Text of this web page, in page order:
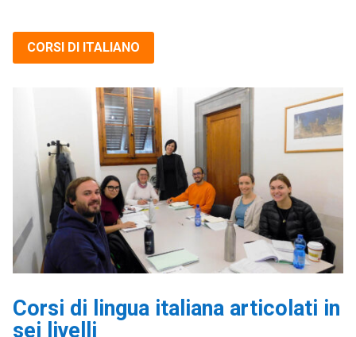
CORSI DI ITALIANO
Corsi di lingua italiana articolati in
sei livelli